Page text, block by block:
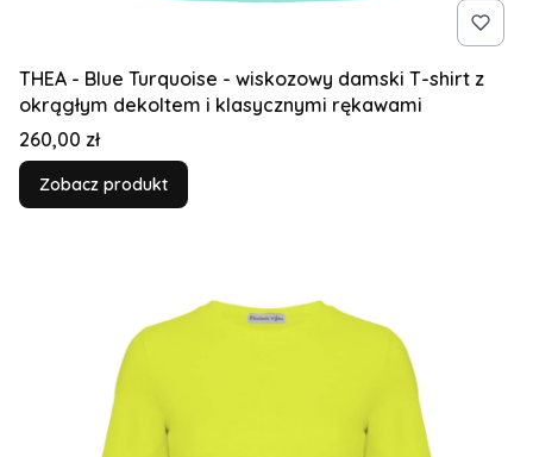
THEA - Blue Turquoise - wiskozowy damski T-shirt z
okrągłym dekoltem i klasycznymi rękawami
Cena
260,00 zł
Zobacz produkt